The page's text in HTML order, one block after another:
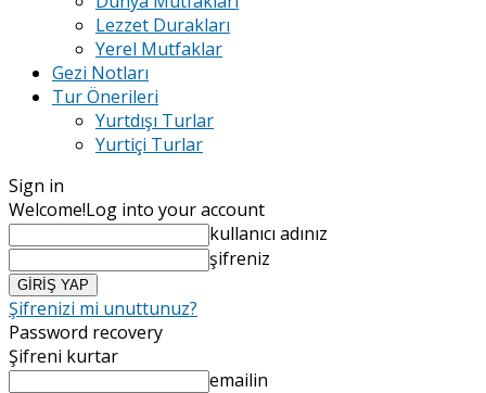
Lezzet Durakları
Yerel Mutfaklar
Gezi Notları
Tur Önerileri
Yurtdışı Turlar
Yurtiçi Turlar
Sign in
Welcome!Log into your account
kullanıcı adınız
şifreniz
Şifrenizi mi unuttunuz?
Password recovery
Şifreni kurtar
emailin